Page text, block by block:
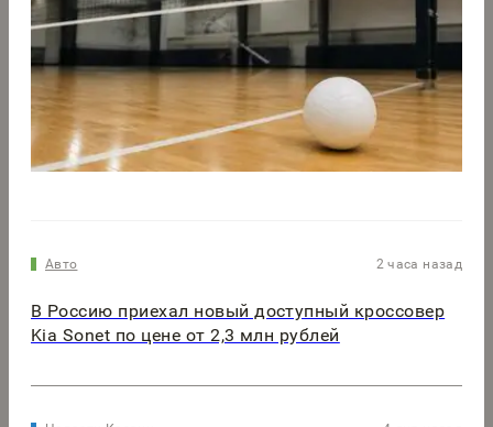
Авто 2 часа назад
В Россию приехал новый доступный кроссовер
Kia Sonet по цене от 2,3 млн рублей